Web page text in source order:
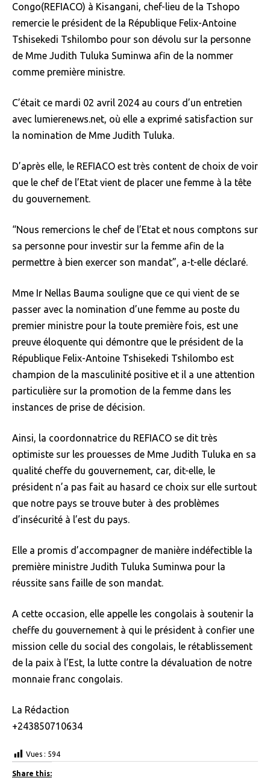
Congo(REFIACO) à Kisangani, chef-lieu de la Tshopo
remercie le président de la République Felix-Antoine
Tshisekedi Tshilombo pour son dévolu sur la personne
de Mme Judith Tuluka Suminwa afin de la nommer
comme première ministre.
C’était ce mardi 02 avril 2024 au cours d’un entretien
avec lumierenews.net, où elle a exprimé satisfaction sur
la nomination de Mme Judith Tuluka.
D’après elle, le REFIACO est très content de choix de voir
que le chef de l’Etat vient de placer une femme à la tête
du gouvernement.
“Nous remercions le chef de l’Etat et nous comptons sur
sa personne pour investir sur la femme afin de la
permettre à bien exercer son mandat”, a-t-elle déclaré.
Mme Ir Nellas Bauma souligne que ce qui vient de se
passer avec la nomination d’une femme au poste du
premier ministre pour la toute première fois, est une
preuve éloquente qui démontre que le président de la
République Felix-Antoine Tshisekedi Tshilombo est
champion de la masculinité positive et il a une attention
particulière sur la promotion de la femme dans les
instances de prise de décision.
Ainsi, la coordonnatrice du REFIACO se dit très
optimiste sur les prouesses de Mme Judith Tuluka en sa
qualité cheffe du gouvernement, car, dit-elle, le
président n’a pas fait au hasard ce choix sur elle surtout
que notre pays se trouve buter à des problèmes
d’insécurité à l’est du pays.
Elle a promis d’accompagner de manière indéfectible la
première ministre Judith Tuluka Suminwa pour la
réussite sans faille de son mandat.
A cette occasion, elle appelle les congolais à soutenir la
cheffe du gouvernement à qui le président à confier une
mission celle du social des congolais, le rétablissement
de la paix à l’Est, la lutte contre la dévaluation de notre
monnaie franc congolais.
La Rédaction
+243850710634
Vues : 594
Share this: